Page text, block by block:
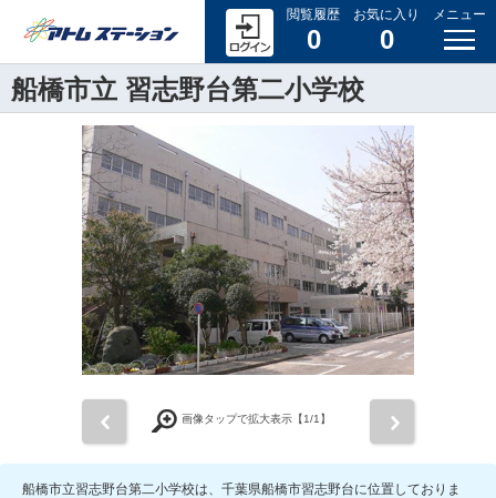
閲覧履歴
0
お気に入り
0
メニュー
船橋市立 習志野台第二小学校
画像タップで拡大表示【1/1】
船橋市立習志野台第二小学校は、千葉県船橋市習志野台に位置しておりま